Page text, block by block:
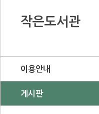
작은도서관
이용안내
게시판